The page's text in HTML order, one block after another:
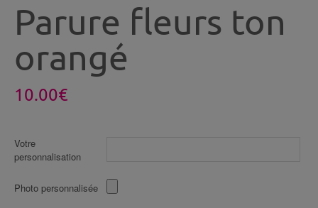
Parure fleurs ton
orangé
10.00€
Votre
personnalisation
Photo personnalisée